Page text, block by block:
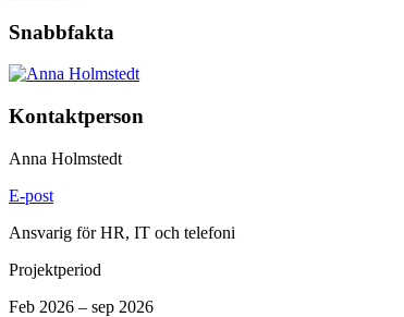
Snabbfakta
Kontaktperson
Anna Holmstedt
E-post
Ansvarig för HR, IT och telefoni
Projektperiod
Feb 2026 – sep 2026